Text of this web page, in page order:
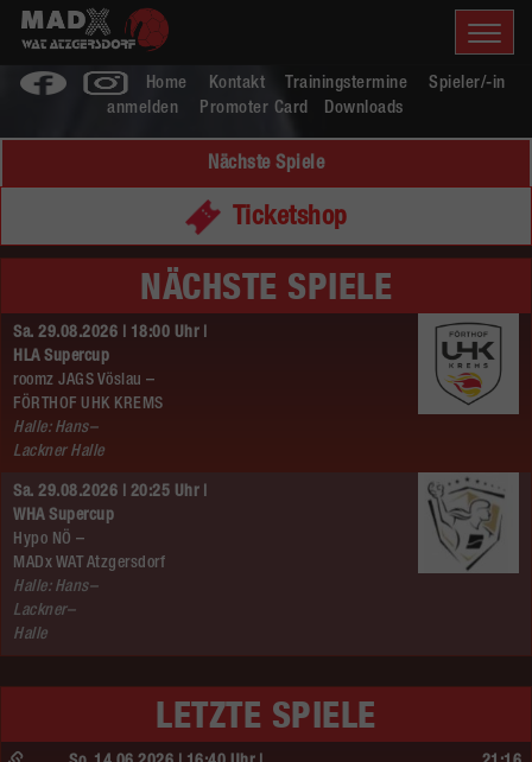
Home Kontakt Trainingstermine
Spieler/-in
anmelden
Promoter Card Downloads
Nächste Spiele
Ticketshop
NÄCHSTE SPIELE
Sa. 29.08.2026 | 18:00 Uhr |
HLA Supercup
roomz JAGS Vöslau –
FÖRTHOF UHK KREMS
Halle: Hans–
Lackner Halle
Sa. 29.08.2026 | 20:25 Uhr |
WHA Supercup
Hypo NÖ –
MADx WAT Atzgersdorf
Halle: Hans–
Lackner–
Halle
LETZTE SPIELE